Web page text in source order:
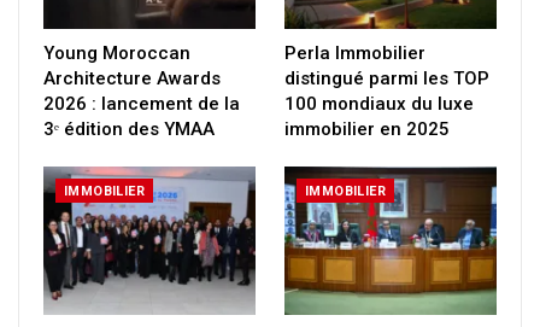
Young Moroccan
Architecture Awards
2026 : lancement de la
3ᵉ édition des YMAA
Perla Immobilier
distingué parmi les TOP
100 mondiaux du luxe
immobilier en 2025
IMMOBILIER IMMOBILIER